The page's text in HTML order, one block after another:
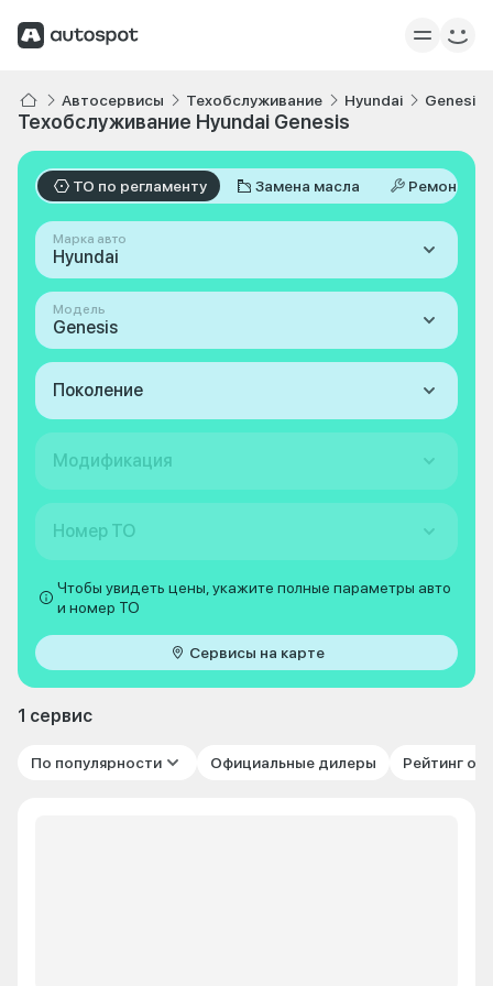
Автосервисы Техобслуживание Hyundai Genesis
Техобслуживание Hyundai Genesis
ТО по регламенту Замена масла Ремонт
Марка авто
Hyundai
Модель
Genesis
Поколение
Модификация
Номер ТО
Чтобы увидеть цены, укажите полные параметры авто
и номер ТО
Сервисы на карте
1 сервис
По популярности Официальные дилеры Рейтинг